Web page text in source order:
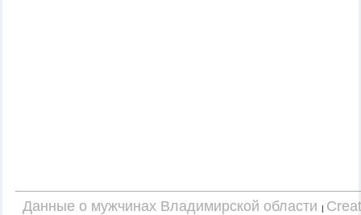
Данные о мужчинах Владимирской области |